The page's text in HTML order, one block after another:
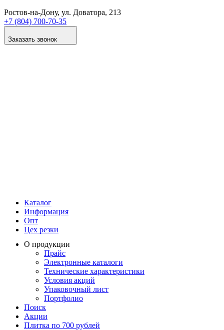
Ростов-на-Дону, ул. Доватора, 213
+7 (804) 700-70-35
Заказать звонок
Каталог
Информация
Опт
Цех резки
О продукции
Прайс
Электронные каталоги
Технические характеристики
Условия акций
Упаковочный лист
Портфолио
Поиск
Акции
Плитка по 700 рублей